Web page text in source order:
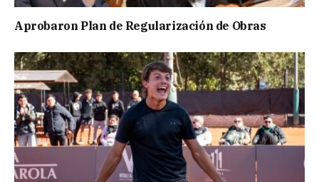
Aprobaron Plan de Regularización de Obras